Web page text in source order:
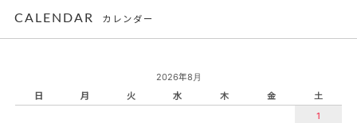
CALENDAR カレンダー
2026年8月
日
月 火 水 木 金
土
1